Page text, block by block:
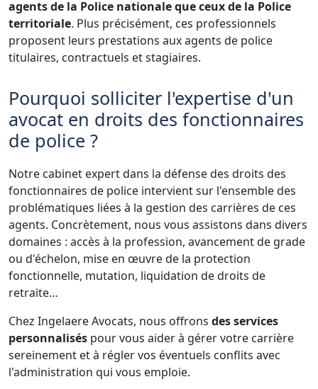
agents de la Police nationale que ceux de la Police
territoriale. Plus précisément, ces professionnels
proposent leurs prestations aux agents de police
titulaires, contractuels et stagiaires.
Pourquoi solliciter l'expertise d'un
avocat en droits des fonctionnaires
de police ?
Notre cabinet expert dans la défense des droits des
fonctionnaires de police intervient sur l'ensemble des
problématiques liées à la gestion des carrières de ces
agents. Concrètement, nous vous assistons dans divers
domaines : accès à la profession, avancement de grade
ou d'échelon, mise en œuvre de la protection
fonctionnelle, mutation, liquidation de droits de
retraite…
Chez Ingelaere Avocats, nous offrons des services
personnalisés pour vous aider à gérer votre carrière
sereinement et à régler vos éventuels conflits avec
l'administration qui vous emploie.